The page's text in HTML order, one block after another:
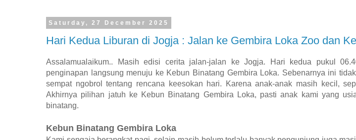
Saturday, 27 December 2025
Hari Kedua Liburan di Jogja : Jalan ke Gembira Loka Zoo dan
Assalamualaikum.. Masih edisi cerita jalan-jalan ke Jogja. Hari kedua pukul
penginapan langsung menuju ke Kebun Binatang Gembira Loka. Sebenarnya ini
sempat ngobrol tentang rencana keesokan hari. Karena anak-anak masih kecil,
Akhirnya pilihan jatuh ke Kebun Binatang Gembira Loka, pasti anak kami yang
binatang.
Kebun Binatang Gembira Loka